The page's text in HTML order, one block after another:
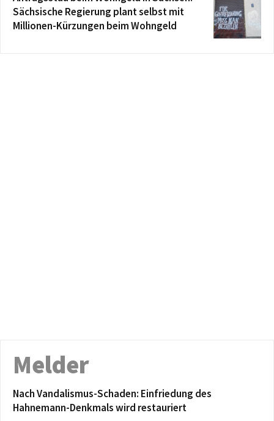
Sächsische Regierung plant selbst mit
Millionen-Kürzungen beim Wohngeld
Melder
Nach Vandalismus-Schaden: Einfriedung des
Hahnemann-Denkmals wird restauriert